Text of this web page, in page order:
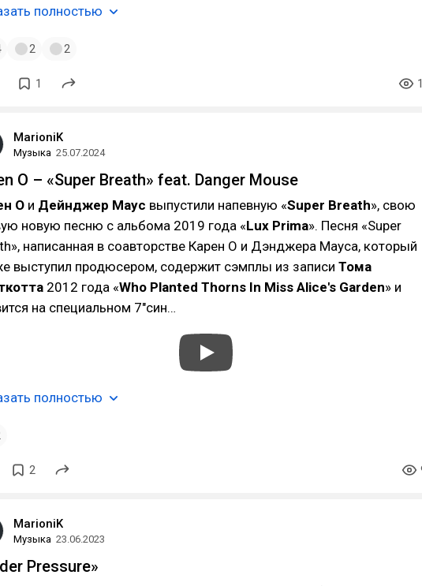
полностью
2 2
1
MarioniK
Музыка 25.07.2024
O – «Super Breath» feat. Danger Mouse
О и Дейнджер Маус выпустили напевную «Super Breath», свою
новую песню с альбома 2019 года «Lux Prima». Песня «Super
написанная в соавторстве Карен О и Дэнджера Мауса, который
выступил продюсером, содержит сэмплы из записи Тома
2012 года «Who Planted Thorns In Miss Alice's Garden» и
на специальном 7″син…
полностью
2
MarioniK
Музыка 23.06.2023
Pressure»